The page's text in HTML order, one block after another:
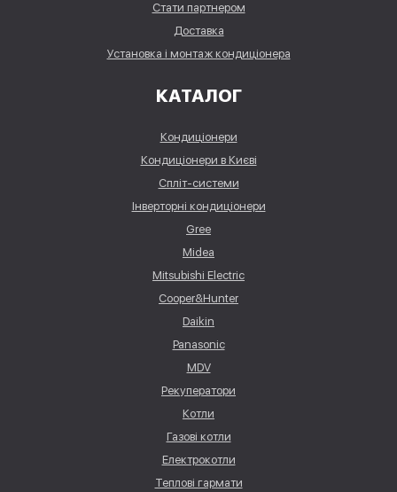
Стати партнером
Доставка
Установка і монтаж кондиціонера
КАТАЛОГ
Кондиціонери
Кондиціонери в Києві
Спліт-системи
Інверторні кондиціонери
Gree
Midea
Mitsubishi Electric
Cooper&Hunter
Daikin
Panasonic
MDV
Рекуператори
Котли
Газові котли
Електрокотли
Теплові гармати